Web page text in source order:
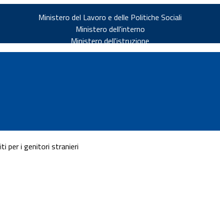
Ministero del Lavoro e delle Politiche Sociali
Ministero dell'interno
Ministero dell'istruzione
per i genitori stranieri